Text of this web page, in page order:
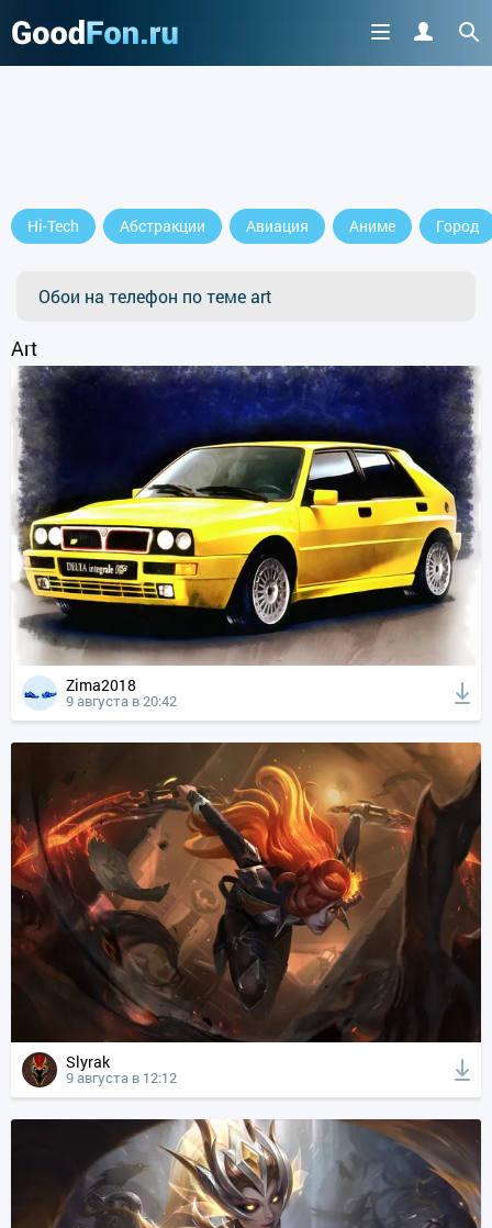
Hi-Tech Абстракции Авиация Аниме Город
Обои на телефон по теме art
Art
Zima2018
9 августа в 20:42
Slyrak
9 августа в 12:12